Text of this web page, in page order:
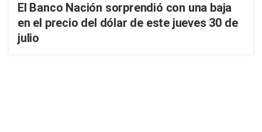
El Banco Nación sorprendió con una baja
en el precio del dólar de este jueves 30 de
julio